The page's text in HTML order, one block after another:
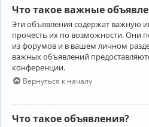
Что такое важные
Эти объявления содержат
прочесть их по возможности. Они
из форумов и в вашем личном
важных объявлений
конференции.
Вернуться к началу
Что такое объявления?